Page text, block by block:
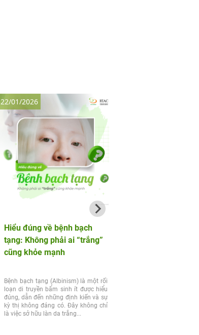
Hiểu đúng về bệnh bạch
tạng: Không phải ai “trắng”
cũng khỏe mạnh
Bệnh bạch tạng (Albinism) là một rối
loạn di truyền bẩm sinh ít được hiểu
đúng, dẫn đến những định kiến và sự
kỳ thị không đáng có. Đây không chỉ
là việc sở hữu làn da trắng...
22/01/2026